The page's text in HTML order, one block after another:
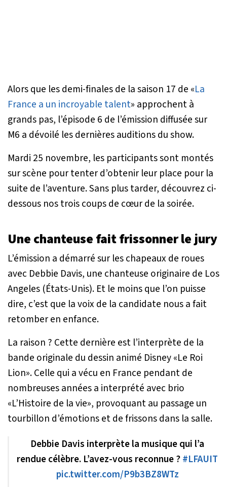
Alors que les demi-finales de la saison 17 de «La
France a un incroyable talent» approchent à
grands pas, l’épisode 6 de l’émission diffusée sur
M6 a dévoilé les dernières auditions du show.
Mardi 25 novembre, les participants sont montés
sur scène pour tenter d’obtenir leur place pour la
suite de l’aventure. Sans plus tarder, découvrez ci-
dessous nos trois coups de cœur de la soirée.
Une chanteuse fait frissonner le jury
L’émission a démarré sur les chapeaux de roues
avec Debbie Davis, une chanteuse originaire de Los
Angeles (États-Unis). Et le moins que l’on puisse
dire, c’est que la voix de la candidate nous a fait
retomber en enfance.
La raison ? Cette dernière est l’interprète de la
bande originale du dessin animé Disney «Le Roi
Lion». Celle qui a vécu en France pendant de
nombreuses années a interprété avec brio
«L’Histoire de la vie», provoquant au passage un
tourbillon d’émotions et de frissons dans la salle.
Debbie Davis interprète la musique qui l’a
rendue célèbre. L’avez-vous reconnue ?#LFAUIT
pic.twitter.com/P9b3BZ8WTz